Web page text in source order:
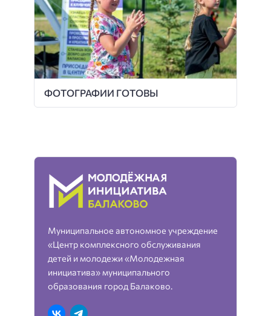
ФОТОГРАФИИ ГОТОВЫ
Муниципальное автономное учреждение
«Центр комплексного обслуживания
детей и молодежи «Молодежная
инициатива» муниципального
образования город Балаково.